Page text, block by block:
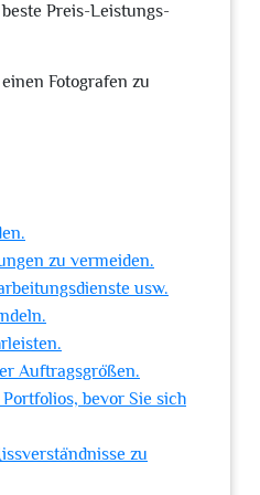
Preis-Leistungs-
Fotografen zu
zu vermeiden.
usw.
Auftragsgrößen.
bevor Sie sich
zu